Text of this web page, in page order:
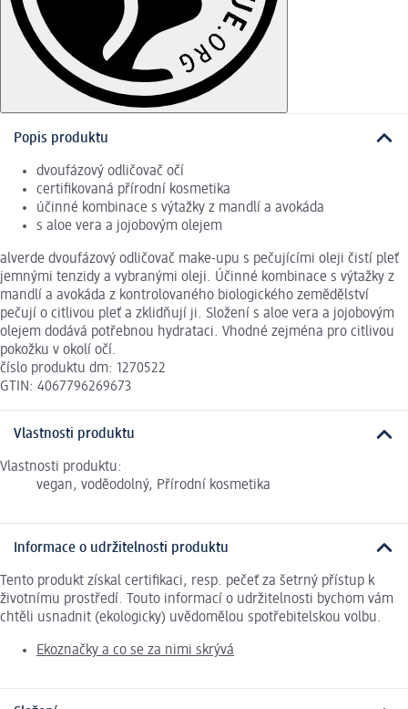
Popis produktu
dvoufázový odličovač očí
certifikovaná přírodní kosmetika
účinné kombinace s výtažky z mandlí a avokáda
s aloe vera a jojobovým olejem
alverde dvoufázový odličovač make-upu s pečujícími oleji čistí pleť
jemnými tenzidy a vybranými oleji. Účinné kombinace s výtažky z
mandlí a avokáda z kontrolovaného biologického zemědělství
pečují o citlivou pleť a zklidňují ji. Složení s aloe vera a jojobovým
olejem dodává potřebnou hydrataci. Vhodné zejména pro citlivou
pokožku v okolí očí.
číslo produktu dm: 1270522
GTIN: 4067796269673
Vlastnosti produktu
Vlastnosti produktu:
vegan, voděodolný, Přírodní kosmetika
Informace o udržitelnosti produktu
Tento produkt získal certifikaci, resp. pečeť za šetrný přístup k
životnímu prostředí. Touto informací o udržitelnosti bychom vám
chtěli usnadnit (ekologicky) uvědomělou spotřebitelskou volbu.
Ekoznačky a co se za nimi skrývá